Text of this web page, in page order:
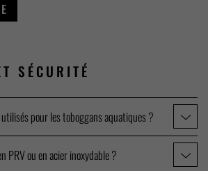
SÉCURITÉ
pour les toboggans aquatiques ?
PRV ou en acier inoxydable ?